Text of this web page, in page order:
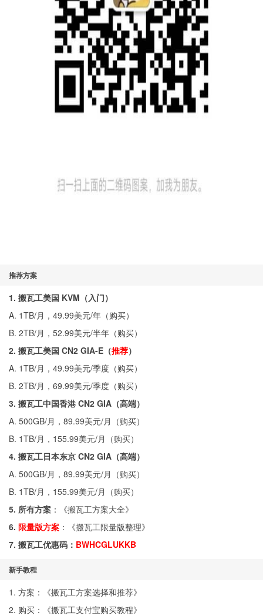
推荐方案
1. 搬瓦工美国 KVM（入门）
A. 1TB/月，49.99美元/年（购买）
B. 2TB/月，52.99美元/半年（购买）
2. 搬瓦工美国 CN2 GIA-E（推荐）
A. 1TB/月，49.99美元/季度（购买）
B. 2TB/月，69.99美元/季度（购买）
3. 搬瓦工中国香港 CN2 GIA（高端）
A. 500GB/月，89.99美元/月（购买）
B. 1TB/月，155.99美元/月（购买）
4. 搬瓦工日本东京 CN2 GIA（高端）
A. 500GB/月，89.99美元/月（购买）
B. 1TB/月，155.99美元/月（购买）
5. 所有方案 ：《搬瓦工方案大全》
6. 限量版方案 ：《搬瓦工限量版整理》
7. 搬瓦工优惠码： BWHCGLUKKB
新手教程
1. 方案：《搬瓦工方案选择和推荐》
2. 购买：《搬瓦工支付宝购买教程》